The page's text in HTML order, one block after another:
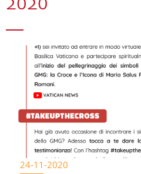
2020
24-11-2020